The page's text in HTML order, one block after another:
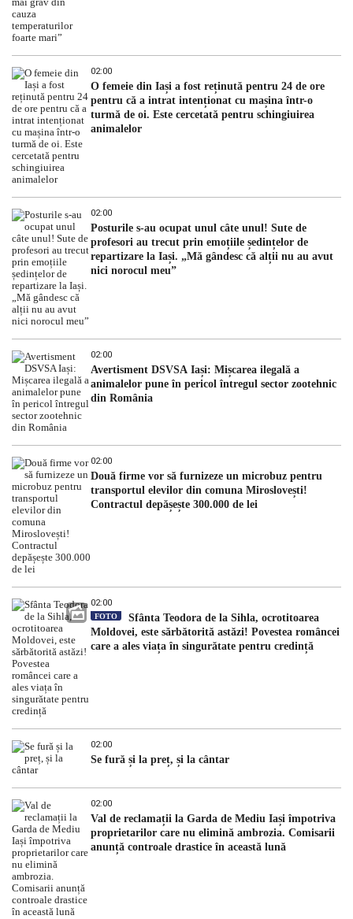
02:00
O femeie din Iași a fost reținută pentru 24 de ore
pentru că a intrat intenționat cu mașina într-o
turmă de oi. Este cercetată pentru schingiuirea
animalelor
02:00
Posturile s-au ocupat unul câte unul! Sute de
profesori au trecut prin emoțiile ședințelor de
repartizare la Iași. „Mă gândesc că alții nu au avut
nici norocul meu”
02:00
Avertisment DSVSA Iași: Mișcarea ilegală a
animalelor pune în pericol întregul sector zootehnic
din România
02:00
Două firme vor să furnizeze un microbuz pentru
transportul elevilor din comuna Miroslovești!
Contractul depășește 300.000 de lei
02:00
FOTO
Sfânta Teodora de la Sihla, ocrotitoarea
Moldovei, este sărbătorită astăzi! Povestea româncei
care a ales viața în singurătate pentru credință
02:00
Se fură și la preț, și la cântar
02:00
Val de reclamații la Garda de Mediu Iași împotriva
proprietarilor care nu elimină ambrozia. Comisarii
anunță controale drastice în această lună